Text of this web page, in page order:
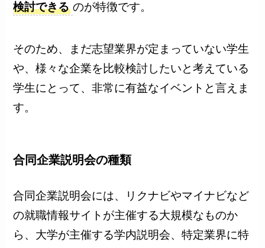
検討できる のが特徴です。
そのため、まだ志望業界が定まっていない学生
や、様々な企業を比較検討したいと考えている
学生にとって、非常に有益なイベントと言えま
す。
合同企業説明会の種類
合同企業説明会には、リクナビやマイナビなど
の就職情報サイトが主催する大規模なものか
ら、大学が主催する学内説明会、特定業界に特